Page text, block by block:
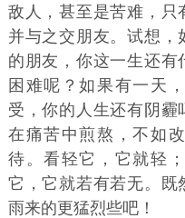
敌人，甚至是苦难，只
并与之交朋友。试想
的朋友，你这一生还有
困难呢？如果有一天
受，你的人生还有阴
在痛苦中煎熬，不如
待。看轻它，它就轻
它，它就若有若无。既
雨来的更猛烈些吧！